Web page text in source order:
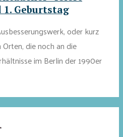
1. Geburtstag
oder kurz
die noch an die
im Berlin der 1990er